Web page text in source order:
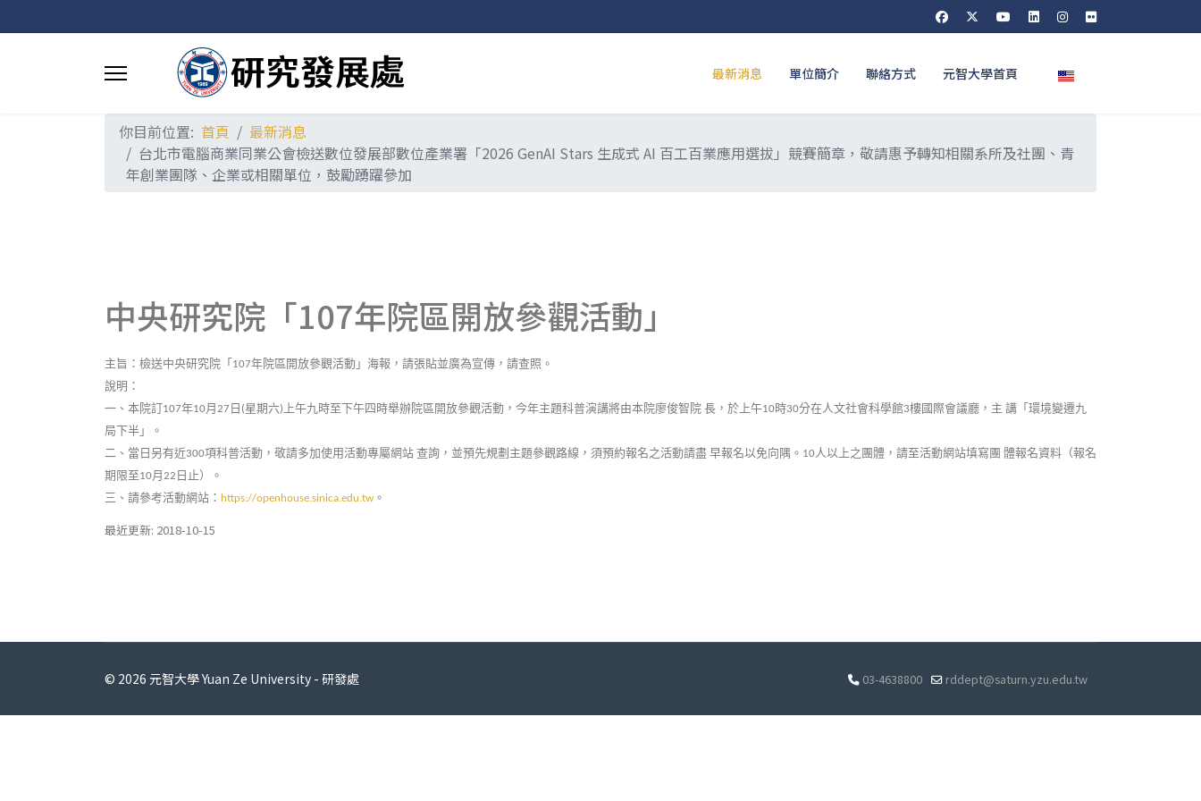
最新消息 單位簡介 聯絡方式 元智大學首頁 選擇你的語言
你目前位置: 首頁
最新消息
台北市電腦商業同業公會檢送數位發展部數位產業署「2026 GenAI Stars 生成式 AI 百工百業應用選拔」競賽簡章，敬請惠予轉知相關系所及社團、青
年創業團隊、企業或相關單位，鼓勵踴躍參加
中央研究院「107年院區開放參觀活動」
主旨：檢送中央研究院「107年院區開放參觀活動」海報，請張貼並廣為宣傳，請查照。
說明：
一、本院訂107年10月27 日 (星期六) 上午九時至下午四時舉辦院區開放參觀活動，今年主題科普演講將由本院廖俊智院長，於上午10時30分在人文社會科學館3樓國際會議廳，主 講「環境變遷九
局下半」。
二、當日另有近300項科普活動，敬請多加使用活動專屬網站查詢，並預先規劃主題參觀路線，須預約報名之活動請盡早報名以免向隅。 10人以上之團體，請至活動網站填寫團 體報名資料（報名
期限至10月22 日止）。
三、請參考活動網站： https://openhouse.sinica.edu.tw 。
最近更新: 2018-10-15
© 2026 元智大學 Yuan Ze University - 研發處 03-4638800 rddept@saturn.yzu.edu.tw